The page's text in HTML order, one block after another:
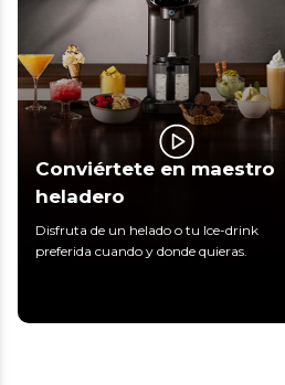
Conviértete en maestro
heladero
Disfruta de un helado o tu Ice-drink
preferida cuando y donde quieras.